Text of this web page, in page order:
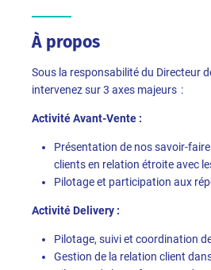
À propos
Sous la responsabilité du Directeur
intervenez sur 3 axes majeurs :
Activité Avant-Vente :
Présentation de nos savoir-
clients en relation étroite avec
Pilotage et participation aux
Activité Delivery :
Pilotage, suivi et coordination
Gestion de la relation client